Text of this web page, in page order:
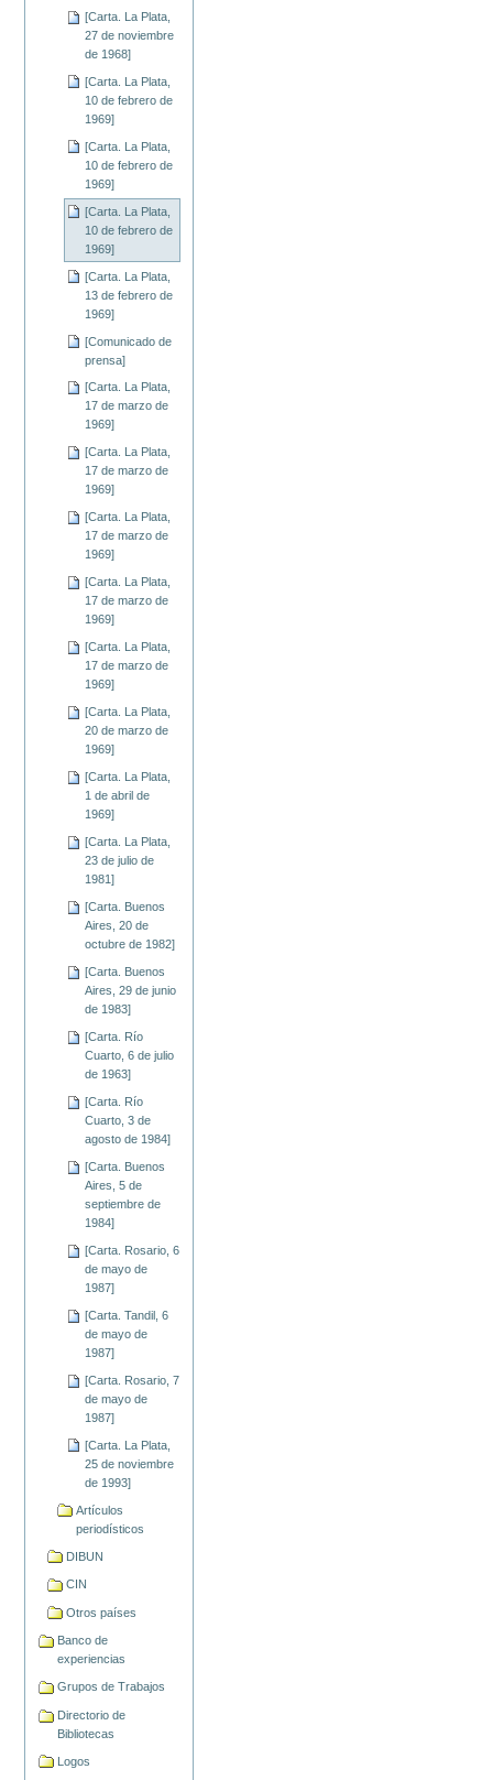
[Carta. La Plata,
27 de noviembre
de 1968]
[Carta. La Plata,
10 de febrero de
1969]
[Carta. La Plata,
10 de febrero de
1969]
[Carta. La Plata,
10 de febrero de
1969]
[Carta. La Plata,
13 de febrero de
1969]
[Comunicado de
prensa]
[Carta. La Plata,
17 de marzo de
1969]
[Carta. La Plata,
17 de marzo de
1969]
[Carta. La Plata,
17 de marzo de
1969]
[Carta. La Plata,
17 de marzo de
1969]
[Carta. La Plata,
17 de marzo de
1969]
[Carta. La Plata,
20 de marzo de
1969]
[Carta. La Plata,
1 de abril de
1969]
[Carta. La Plata,
23 de julio de
1981]
[Carta. Buenos
Aires, 20 de
octubre de 1982]
[Carta. Buenos
Aires, 29 de junio
de 1983]
[Carta. Río
Cuarto, 6 de julio
de 1963]
[Carta. Río
Cuarto, 3 de
agosto de 1984]
[Carta. Buenos
Aires, 5 de
septiembre de
1984]
[Carta. Rosario, 6
de mayo de
1987]
[Carta. Tandil, 6
de mayo de
1987]
[Carta. Rosario, 7
de mayo de
1987]
[Carta. La Plata,
25 de noviembre
de 1993]
Artículos
periodísticos
DIBUN
CIN
Otros países
Banco de
experiencias
Grupos de Trabajos
Directorio de
Bibliotecas
Logos